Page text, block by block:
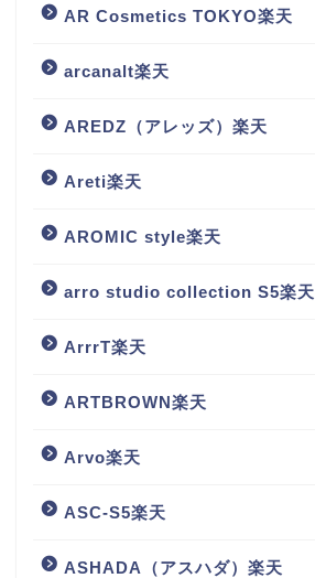
AR Cosmetics TOKYO楽天
arcanalt楽天
AREDZ（アレッズ）楽天
Areti楽天
AROMIC style楽天
arro studio collection S5楽天
ArrrT楽天
ARTBROWN楽天
Arvo楽天
ASC-S5楽天
ASHADA（アスハダ）楽天